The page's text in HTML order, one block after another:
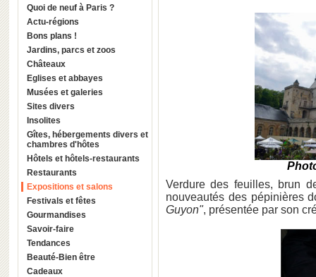
Quoi de neuf à Paris ?
Actu-régions
Bons plans !
Jardins, parcs et zoos
Châteaux
Eglises et abbayes
Musées et galeries
Sites divers
Insolites
Gîtes, hébergements divers et
chambres d'hôtes
Hôtels et hôtels-restaurants
Restaurants
Expositions et salons
Festivals et fêtes
Gourmandises
Savoir-faire
Tendances
Beauté-Bien être
Cadeaux
Verdure des feuilles, brun
nouveautés des pépinières
Guyon", présentée par son